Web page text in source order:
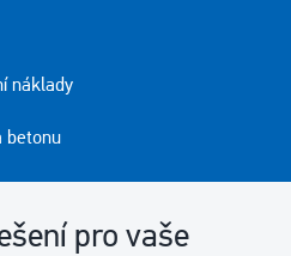
náklady
betonu
pro vaše